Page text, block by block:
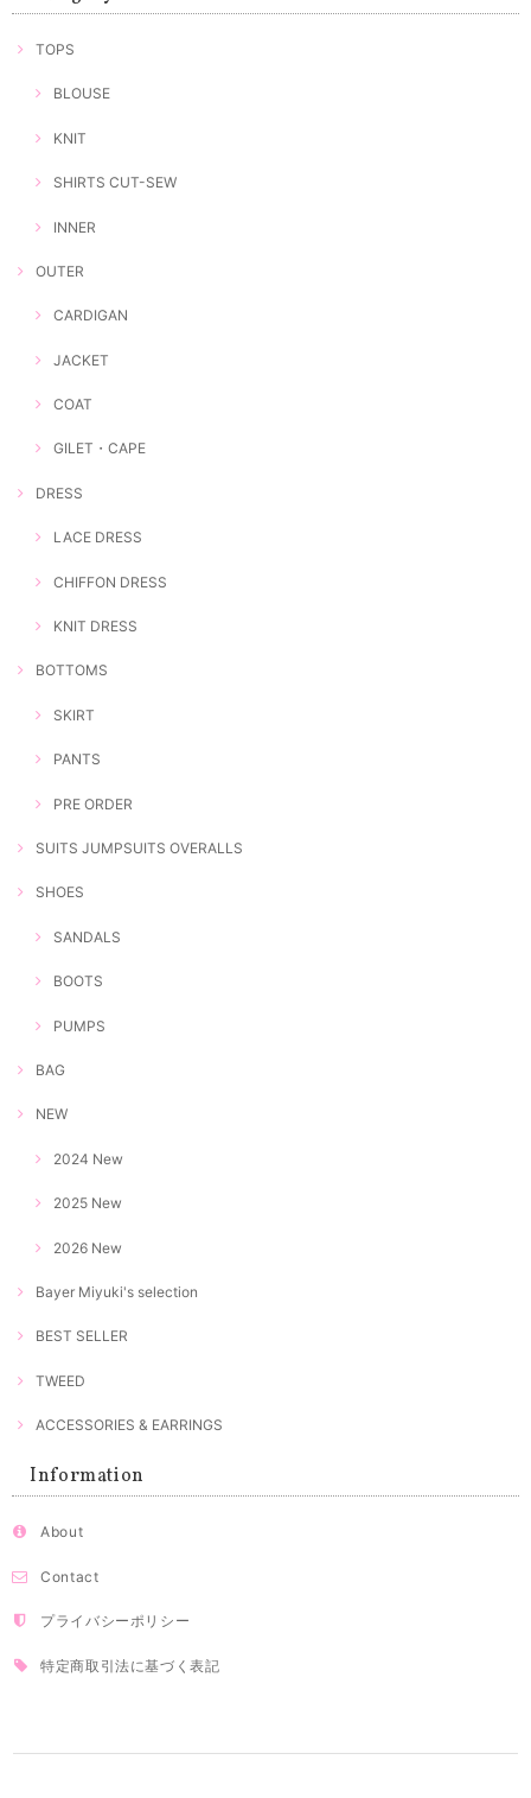
TOPS
BLOUSE
KNIT
SHIRTS CUT-SEW
INNER
OUTER
CARDIGAN
JACKET
COAT
GILET・CAPE
DRESS
LACE DRESS
CHIFFON DRESS
KNIT DRESS
BOTTOMS
SKIRT
PANTS
PRE ORDER
SUITS JUMPSUITS OVERALLS
SHOES
SANDALS
BOOTS
PUMPS
BAG
NEW
2024 New
2025 New
2026 New
Bayer Miyuki's selection
BEST SELLER
TWEED
ACCESSORIES & EARRINGS
Information
About
Contact
プライバシーポリシー
特定商取引法に基づく表記